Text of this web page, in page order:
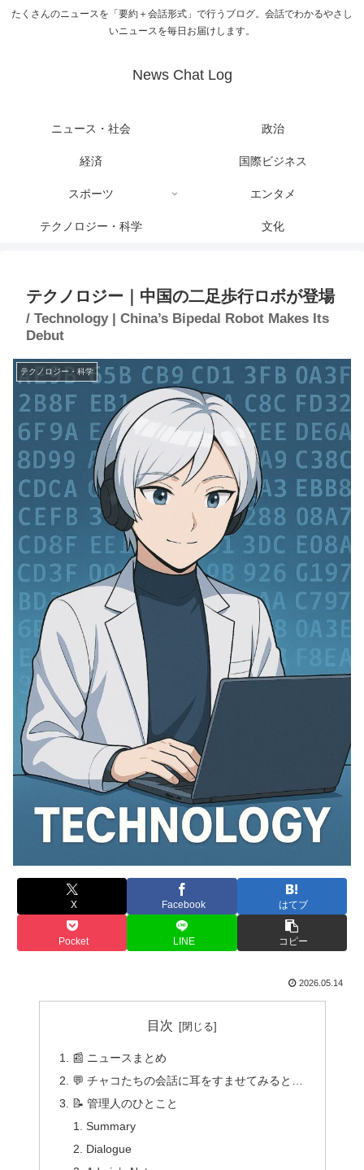
たくさんのニュースを「要約＋会話形式」で行うブログ。会話でわかるやさし
いニュースを毎日お届けします。
News Chat Log
ニュース・社会 政治
経済 国際ビジネス
スポーツ エンタメ
テクノロジー・科学 文化
テクノロジー｜中国の二足歩行ロボが登場
/ Technology | China’s Bipedal Robot Makes Its
Debut
テクノロジー・科学
X Facebook はてブ
Pocket LINE コピー
2026.05.14
目次
📰 ニュースまとめ
💬 チャコたちの会話に耳をすませてみると…
📝 管理人のひとこと
Summary
Dialogue